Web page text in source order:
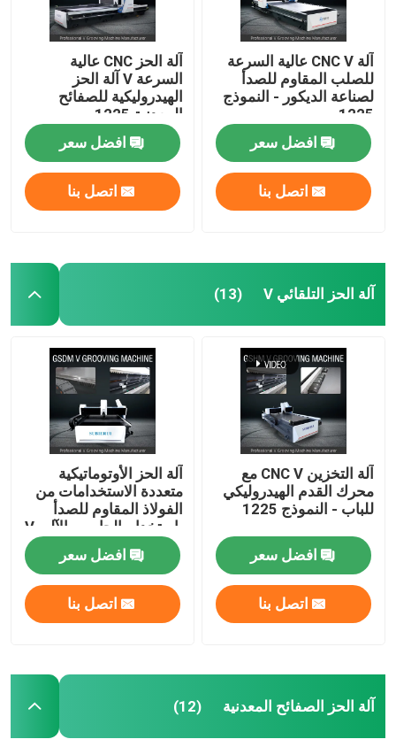
آلة CNC V عالية السرعة
للصلب المقاوم للصدأ
لصناعة الديكور - النموذج
1225
افضل سعر
اتصل بنا
آلة الحز CNC عالية
السرعة V آلة الحز
الهيدروليكية للصفائح
المعدنية 1225
افضل سعر
اتصل بنا
آلة الحز التلقائي V (13)
آلة التخزين CNC V مع
محرك القدم الهيدروليكي
للباب - النموذج 1225
افضل سعر
اتصل بنا
آلة الحز الأوتوماتيكية
متعددة الاستخدامات من
الفولاذ المقاوم للصدأ
باستخدام الحاسب الآلي V
1240
افضل سعر
اتصل بنا
آلة الحز الصفائح المعدنية (12)